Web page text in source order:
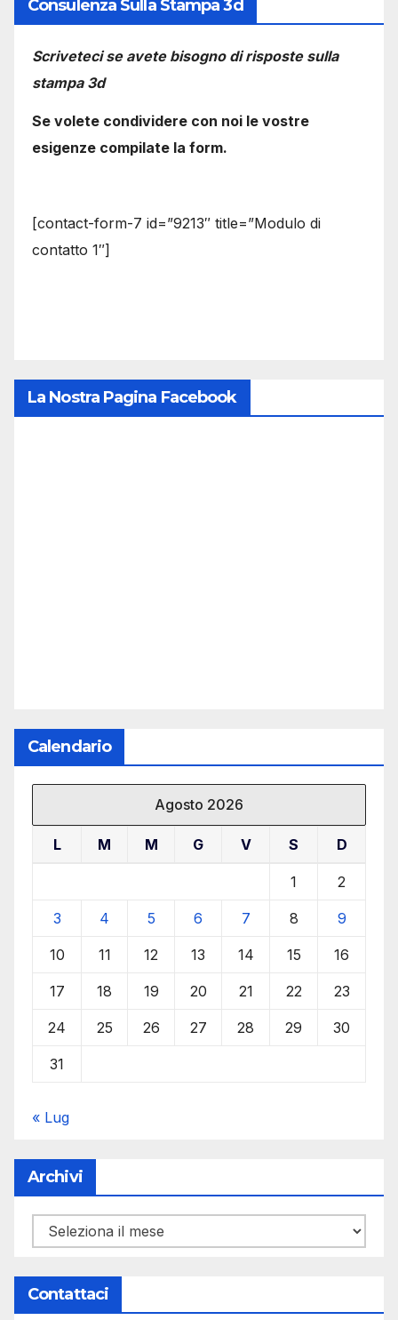
Consulenza Sulla Stampa 3d
Scriveteci se avete bisogno di risposte sulla
stampa 3d
Se volete condividere con noi le vostre
esigenze compilate la form.
[contact-form-7 id=”9213″ title=”Modulo di
contatto 1″]
La Nostra Pagina Facebook
Calendario
Agosto 2026
L M M G V S D
1 2
3 4 5 6 7 8 9
10 11 12 13 14 15 16
17 18 19 20 21 22 23
24 25 26 27 28 29 30
31
« Lug
Archivi
Archivi
Contattaci